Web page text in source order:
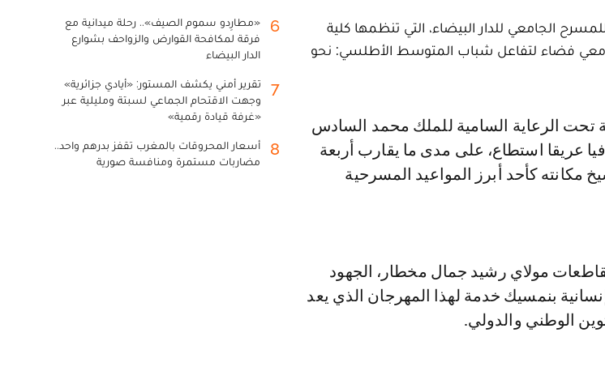
الدورة الـ38 للمهرجان الدولي للمسرح الجامعي للدار البيضاء، التي تنظمها كلية
فضاء لتفاعل شباب المتوسط الأطلسي: نحو
ثقافيا عريقا استطاع، على مدى ما يقارب أربعة
كأحد أبرز المواعيد المسرحية
مولاي رشيد جمال مخطار، الجهود
بنمسيك خدمة لهذا المهرجان الذي يعد
الوطني والدولي.
6
«مطارِدو سموم الصيف».. رحلة ميدانية مع
فرقة لمكافحة القوارض والزواحف بشوارع
الدار البيضاء
7
تقرير أمني يكشف المستور: «أيادي جزائرية»
وجهت الاقتحام الجماعي لسبتة ومليلية عبر
«غرفة قيادة رقمية»
8
أسعار المحروقات بالمغرب تقفز بدرهم واحد..
مضاربات مستمرة ومنافسة صورية